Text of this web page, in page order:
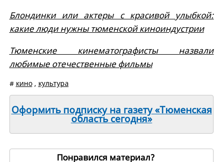
Блондинки или актеры с красивой улыбкой:
какие люди нужны тюменской киноиндустрии
Тюменские кинематографисты назвали
любимые отечественные фильмы
# кино, культура
Оформить подписку на газету «Тюменская
область сегодня»
Понравился материал?